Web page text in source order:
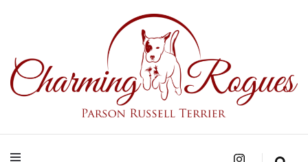
Charming Rogues